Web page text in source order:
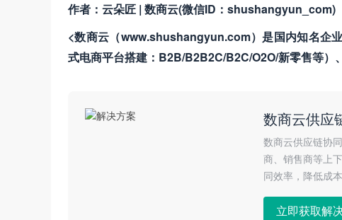
作者：云朵匠 | 数商云(微信ID：shushangyun_com)
<数商云（www.shushangyun.com）是国内知名企
式电商平台搭建：B2B/B2B2C/B2C/O2O/新零售等）、
数商云供应
数商云供应链协
商、销售商等上
同效率，降低成
立即获取解